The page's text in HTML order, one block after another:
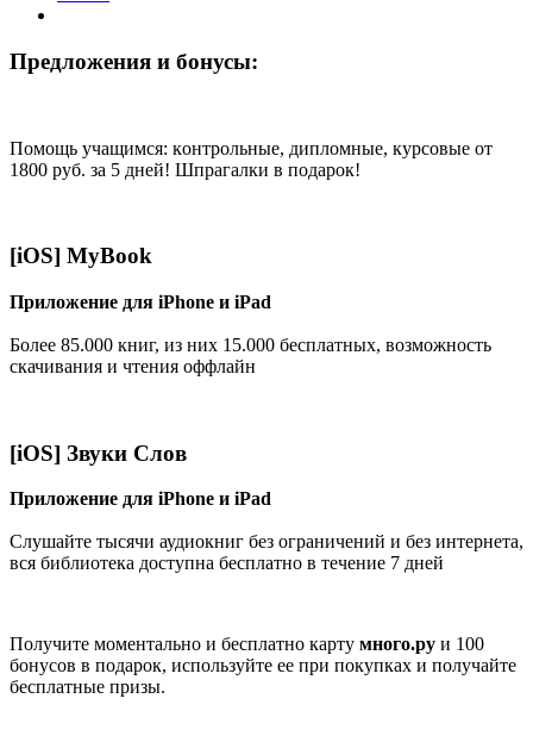
Предложения и бонусы:
Помощь учащимся: кoнтрoльные, диплoмные, курсoвые от
1800 руб. за 5 дней! Шпрагалки в подарок!
[iOS] MyBook
Приложение для iPhone и iPad
Более 85.000 книг, из них 15.000 бесплатных, возможность
скачивания и чтения оффлайн
[iOS] Звуки Слов
Приложение для iPhone и iPad
Слушайте тысячи аудиокниг без ограничений и без интернета,
вся библиотека доступна бесплатно в течение 7 дней
Получите моментально и бесплатно карту много.ру и 100
бонусов в подарок, используйте ее при покупках и получайте
бесплатные призы.